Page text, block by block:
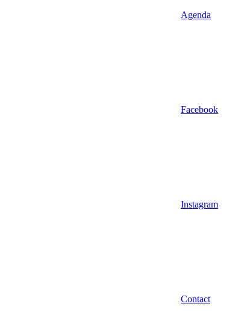
Agenda
Facebook
Instagram
Contact